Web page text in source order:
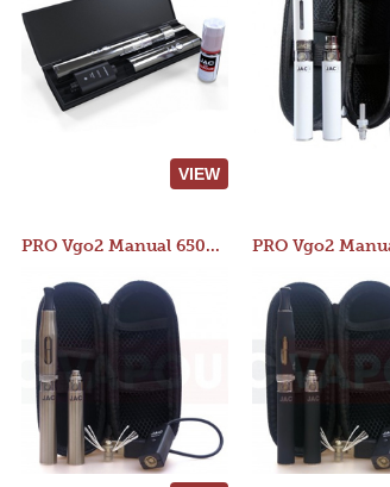
VIEW
PRO Vgo2 Manual 650mAh Kit